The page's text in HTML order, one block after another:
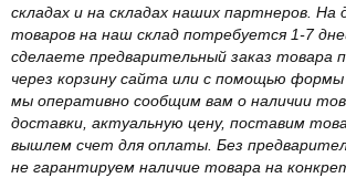
складах и на складах наших партнеров. На
товаров на наш склад потребуется 1-7
сделаете предварительный заказ товара
через корзину сайта или с помощью формы
мы оперативно сообщим вам о наличии
доставки, актуальную цену, поставим
вышлем счет для оплаты. Без
не гарантируем наличие товара на